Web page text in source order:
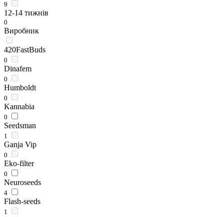
9
12-14 тижнів
0
Виробник
420FastBuds
0
Dinafem
0
Humboldt
0
Kannabia
0
Seedsman
1
Ganja Vip
0
Eko-filter
0
Neuroseeds
4
Flash-seeds
1